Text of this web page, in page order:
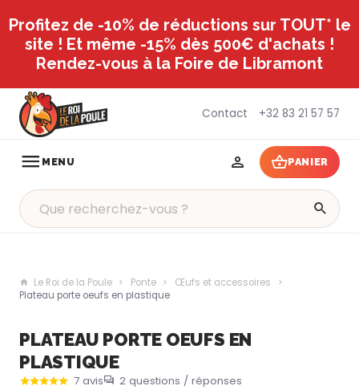
Profitez de -10% de réductions sur TOUT* le
site ! Et même -15% dès 500€ d'achats !
Rendez-vous à la Foire de Libramont
Contact +32 83 21 57 57
MENU PANIER
Le Roi de la Poule Ponte
Œufs et accessoires
Plateau porte oeufs en plastique
PLATEAU PORTE OEUFS EN
PLASTIQUE
7 avis
2 questions / réponses